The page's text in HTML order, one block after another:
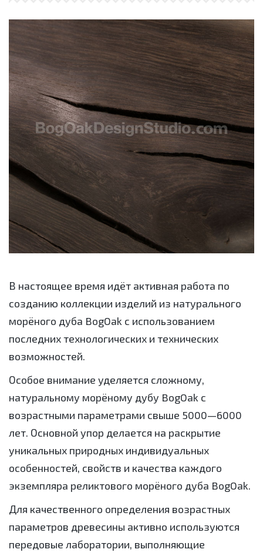
В настоящее время идёт активная работа по
созданию коллекции изделий из натурального
морёного дуба BogOak с использованием
последних технологических и технических
возможностей.
Особое внимание уделяется сложному,
натуральному морёному дубу BogOak с
возрастными параметрами свыше 5000—6000
лет. Основной упор делается на раскрытие
уникальных природных индивидуальных
особенностей, свойств и качества каждого
экземпляра реликтового морёного дуба BogOak.
Для качественного определения возрастных
параметров древесины активно используются
передовые лаборатории, выполняющие